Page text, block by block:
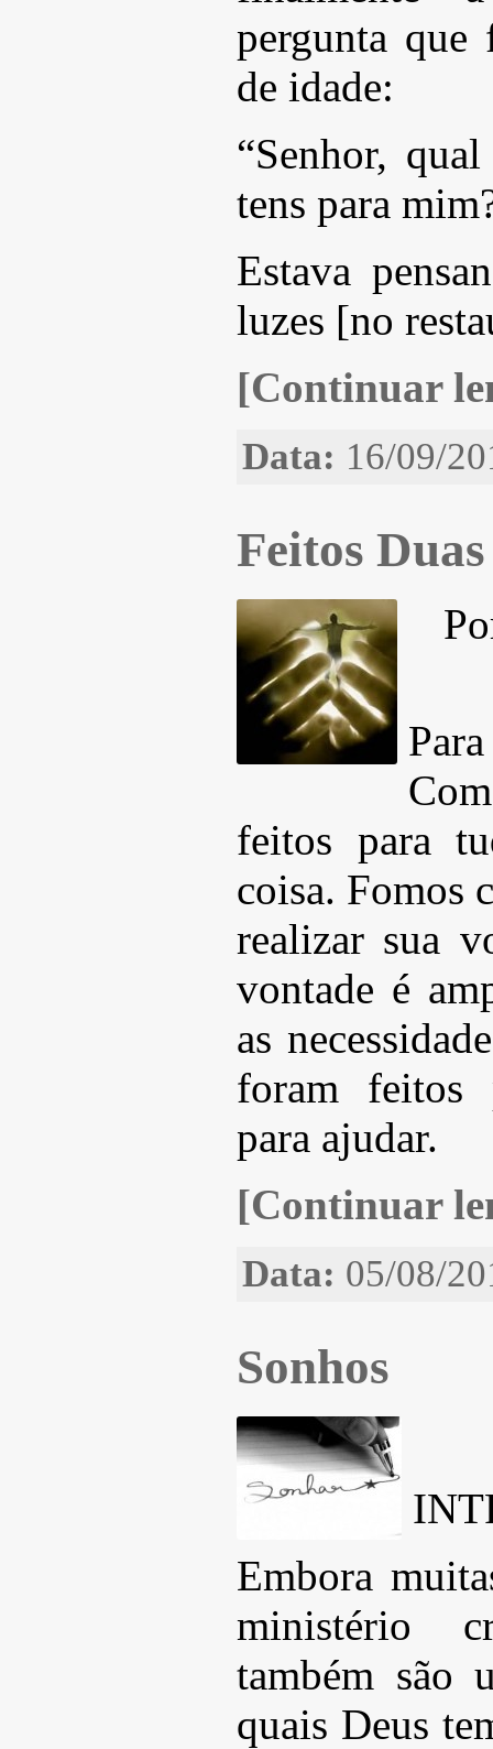
pergunta que
de idade:
“Senhor,
tens para
Estava
luzes [no
[Continuar
Data: 16/09/
Feitos Duas
feitos para
coisa. Fomos
realizar sua
vontade é
as
foram feitos
para ajudar.
[Continuar
Data: 05/08/
Sonhos
Embora
ministério
também são
quais Deus